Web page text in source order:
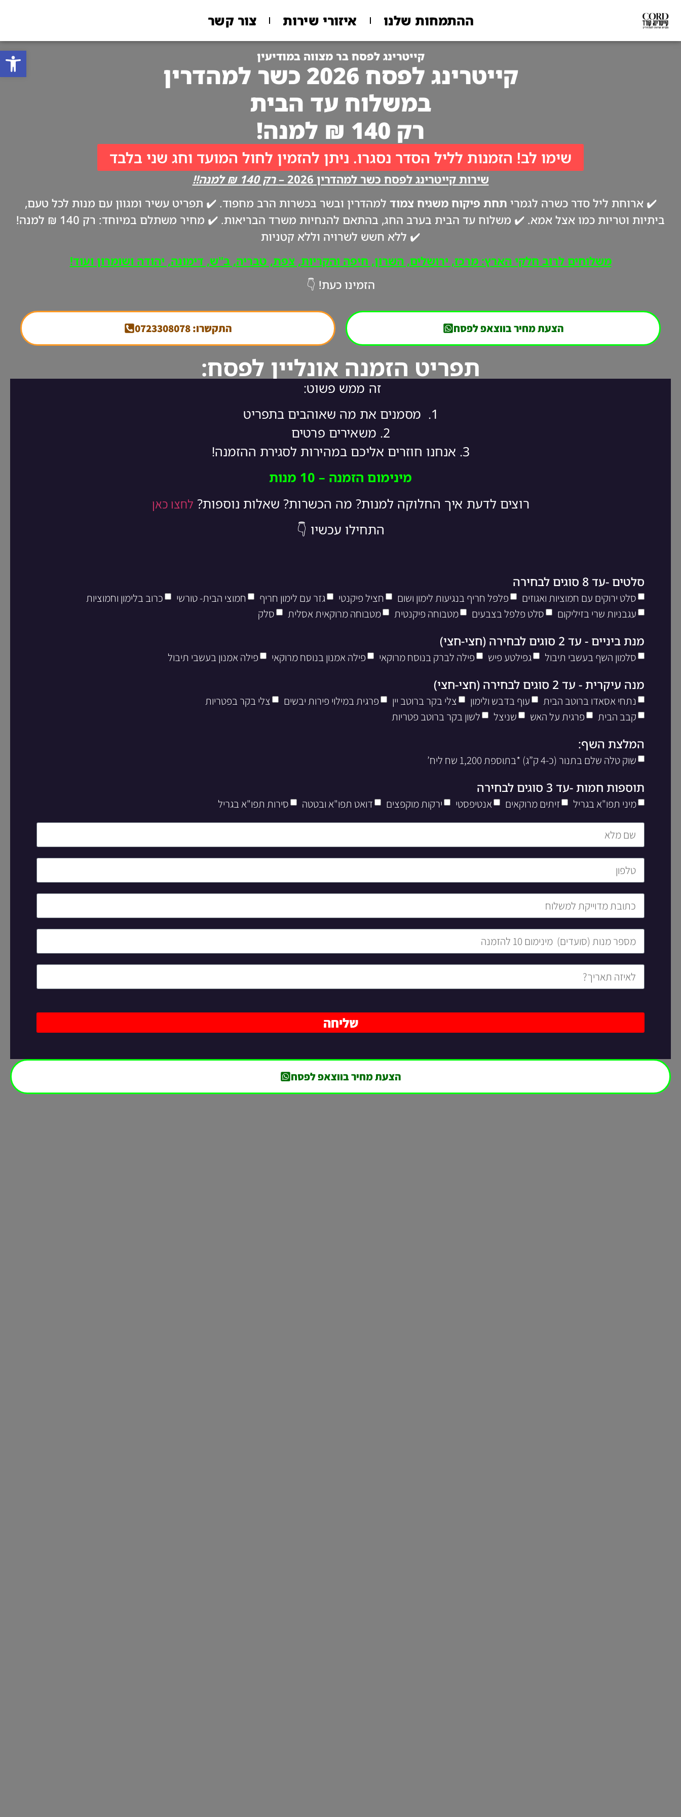
ההתמחות שלנו איזורי שירות צור קשר
קייטרינג לפסח בר מצווה במודיעין
קייטרינג לפסח 2026 כשר למהדרין
במשלוח עד הבית
רק 140 ₪ למנה!
שימו לב! הזמנות לליל הסדר נסגרו. ניתן להזמין לחול המועד וחג שני בלבד
שירות קייטרינג לפסח כשר למהדרין 2026 –
רק 140 ₪ למנה!!
✔️ ארוחת ליל סדר כשרה לגמרי תחת פיקוח משגיח צמוד למהדרין ובשר בכשרות הרב מחפוד. ✔️ תפריט עשיר ומגוון עם מנות לכל טעם,
ביתיות וטריות כמו אצל אמא. ✔️ משלוח עד הבית בערב החג, בהתאם להנחיות משרד הבריאות. ✔️ מחיר משתלם במיוחד: רק 140 ₪ למנה!
✔️ ללא חשש לשרויה וללא קטניות
משלוחים לרוב חלקי הארץ: מרכז, ירושלים, השרון, חיפה והקריות, צפת, טבריה, ב"ש, דימונה, יהודה ושומרון ועוד!
הזמינו כעת! 👇
הצעת מחיר בווצאפ לפסח התקשרו: 0723308078
תפריט הזמנה אונליין לפסח:
זה ממש פשוט:
1.
מסמנים את מה שאוהבים בתפריט
2. משאירים פרטים
3. אנחנו חוזרים אליכם במהירות לסגירת ההזמנה!
מינימום הזמנה – 10 מנות
רוצים לדעת איך החלוקה למנות? מה הכשרות? שאלות נוספות? לחצו כאן
התחילו עכשיו 👇
סלטים -עד 8 סוגים לבחירה
סלט ירוקים עם חמוציות ואגוזים פלפל חריף בנגיעות לימון ושום חציל פיקנטי גזר עם לימון חריף חמוצי הבית- טורשי
כרוב בלימון וחמוציות
עגבניות שרי בזיליקום
סלט פלפל בצבעים מטבוחה פיקנטית מטבוחה מרוקאית אסלית סלק
מנת ביניים - עד 2 סוגים לבחירה (חצי-חצי)
סלמון השף בעשבי תיבול גפילטע פיש פילה לברק בנוסח מרוקאי פילה אמנון בנוסח מרוקאי פילה אמנון בעשבי תיבול
מנה עיקרית - עד 2 סוגים לבחירה (חצי-חצי)
נתחי אסאדו ברוטב הבית עוף בדבש ולימון צלי בקר ברוטב יין פרגית במילוי פירות יבשים
צלי בקר בפטריות
קבב הבית
פרגית על האש שניצל לשון בקר ברוטב פטריות
המלצת השף:
שוק טלה שלם בתנור (כ-4 ק”ג) *בתוספת 1,200 שח ליח’
תוספות חמות -עד 3 סוגים לבחירה
מיני תפו"א בגריל זיתים מרוקאים אנטיפסטי ירקות מוקפצים דואט תפו"א ובטטה סירות תפו"א בגריל
שליחה
הצעת מחיר בווצאפ לפסח
פתח